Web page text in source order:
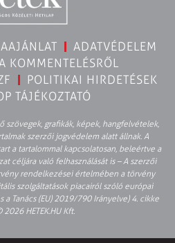
ADATVÉDELEM
KOMMENTELÉSRŐL
POLITIKAI HIRDETÉSEK
TÁJÉKOZTATÓ
szövegek, grafikák, képek, hangfelvételek,
szerzői jogvédelem alatt állnak. A
a tartalommal kapcsolatosan, beleértve a
céljára való felhasználását is – A szerzői
rendelkezései értelmében a törvény
szolgáltatások piacairól szóló európai
a Tanács (EU) 2019/790 Irányelve) 4. cikke
HETEK.HU Kft.